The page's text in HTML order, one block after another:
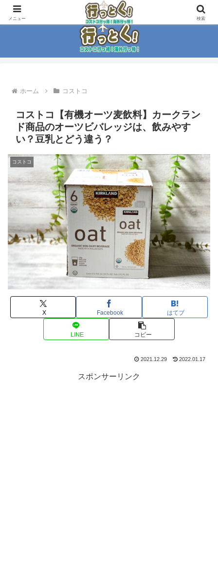
コストコ大好き家族がイチ押商品紹介！！
ホーム コストコ
コストコ【有機オーツ麦飲料】カークラン
ド商品のオーツビバレッジは、飲みやす
い？豆乳とどう違う？
コストコ
X Facebook はてブ
LINE コピー
2021.12.29 2022.01.17
スポンサーリンク
メニュー 検索